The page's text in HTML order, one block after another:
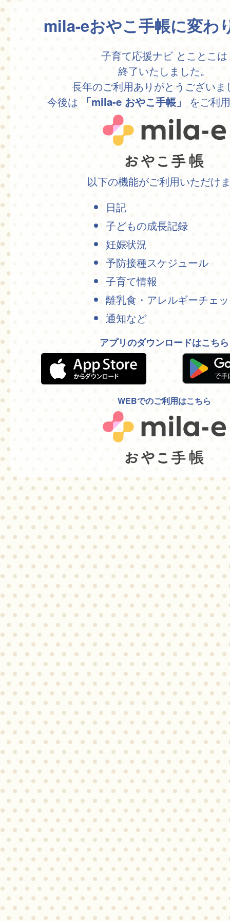
mila-eおやこ手帳に変わ
子育て応援ナビ とことこは
終了いたしました。
長年のご利用ありがとうございま
今後は
「mila-e おやこ手帳」 をご利
以下の機能がご利用いただけ
日記
子どもの成長記録
妊娠状況
予防接種スケジュール
子育て情報
離乳食・アレルギーチェ
通知など
アプリのダウンロードはこちら
WEBでのご利用はこちら